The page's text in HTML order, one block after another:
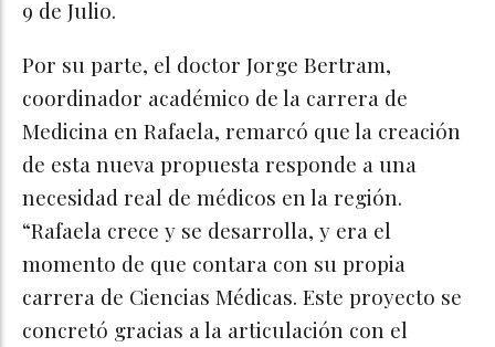
9 de Julio.
Por su parte, el doctor Jorge Bertram,
coordinador académico de la carrera de
Medicina en Rafaela, remarcó que la creación
de esta nueva propuesta responde a una
necesidad real de médicos en la región.
“Rafaela crece y se desarrolla, y era el
momento de que contara con su propia
carrera de Ciencias Médicas. Este proyecto se
concretó gracias a la articulación con el